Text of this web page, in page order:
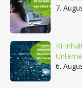
7.
KI-
6.